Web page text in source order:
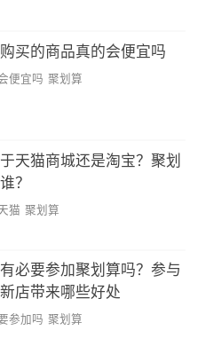
买的商品真的会便宜吗
便宜吗 聚划算
天猫商城还是淘宝？聚划
？
猫 聚划算
必要参加聚划算吗？参与
店带来哪些好处
参加吗 聚划算